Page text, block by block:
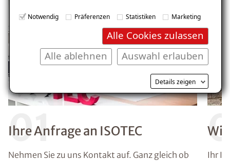
Notwendig Präferenzen Statistiken Marketing
Alle Cookies zulassen
Auswahl erlauben
Alle ablehnen
Details zeigen
01
Ihre Anfrage an ISOTEC
Nehmen Sie zu uns Kontakt auf. Ganz gleich ob
Wir
Ihr